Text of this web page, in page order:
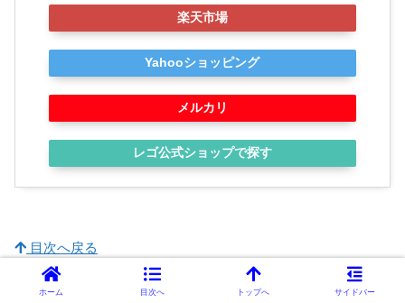
楽天市場
Yahooショッピング
メルカリ
レゴ公式ショップで探す
目次へ戻る
ホーム 目次へ トップへ サイドバー